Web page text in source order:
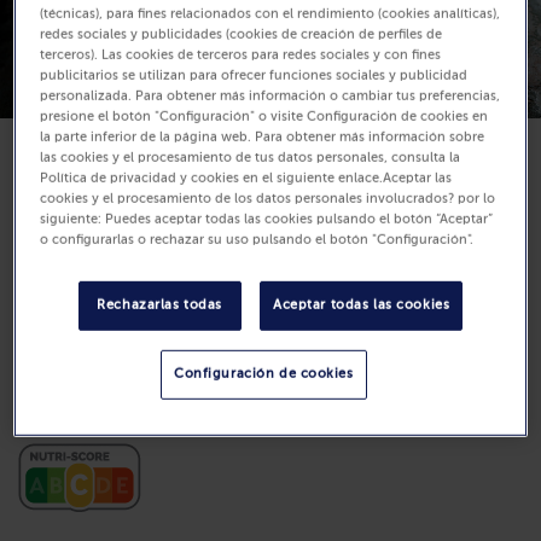
Disponibilidad
7,99 €
Unidades: 13
400 g (Precio por Kg 19.97 €)
(técnicas), para fines relacionados con el rendimiento (cookies analíticas),
redes sociales y publicidades (cookies de creación de perfiles de
terceros). Las cookies de terceros para redes sociales y con fines
publicitarios se utilizan para ofrecer funciones sociales y publicidad
personalizada. Para obtener más información o cambiar tus preferencias,
presione el botón "Configuración" o visite Configuración de cookies en
la parte inferior de la página web. Para obtener más información sobre
las cookies y el procesamiento de tus datos personales, consulta la
Política de privacidad y cookies en el siguiente enlace.Aceptar las
cookies y el procesamiento de los datos personales involucrados? por lo
siguiente: Puedes aceptar todas las cookies pulsando el botón “Aceptar”
o configurarlas o rechazar su uso pulsando el botón "Configuración".
Rechazarlas todas Aceptar todas las cookies
Configuración de cookies